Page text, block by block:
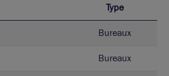
Type
Bureaux
Bureaux